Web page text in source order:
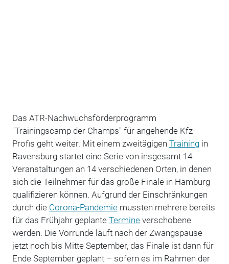
Das ATR-Nachwuchsförderprogramm
"Trainingscamp der Champs" für angehende Kfz-
Profis geht weiter. Mit einem zweitägigen Trainingin
Ravensburg startet eine Serie von insgesamt 14
Veranstaltungen an 14 verschiedenen Orten, in denen
sich die Teilnehmer für das große Finale in Hamburg
qualifizieren können. Aufgrund der Einschränkungen
durch die Corona-Pandemiemussten mehrere bereits
für das Frühjahr geplante Termineverschobene
werden. Die Vorrunde läuft nach der Zwangspause
jetzt noch bis Mitte September, das Finale ist dann für
Ende September geplant – sofern es im Rahmen der